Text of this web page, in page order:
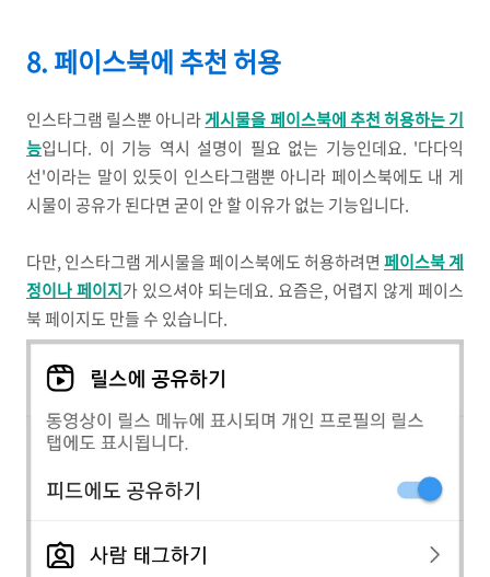
8. 페이스북에 추천 허용
인스타그램 릴스뿐 아니라게시물을 페이스북에 추천 허용하는 기
능입니다. 이 기능 역시 설명이 필요 없는 기능인데요. '다다익
선'이라는 말이 있듯이 인스타그램뿐 아니라 페이스북에도 내 게
시물이 공유가 된다면 굳이 안 할 이유가 없는 기능입니다.
다만, 인스타그램 게시물을 페이스북에도 허용하려면 페이스북 계
정이나 페이지가 있으셔야 되는데요. 요즘은, 어렵지 않게 페이스
북 페이지도 만들 수 있습니다.